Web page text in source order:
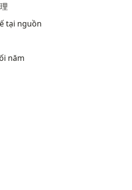
tại nguồn
năm